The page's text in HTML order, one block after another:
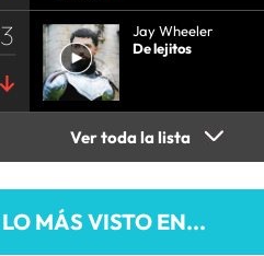
3
Jay Wheeler
De lejitos
Ver toda la lista
LO MÁS VISTO EN...